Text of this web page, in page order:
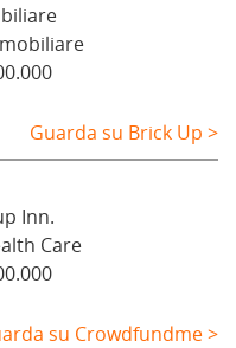
Guarda su Brick Up >
Inn.
Care
su Crowdfundme >